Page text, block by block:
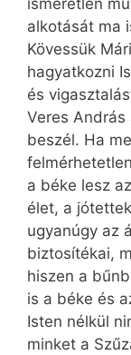
ismeretlen
alkotását ma
Kövessük
hagyatkozni
és
Veres
beszél. Ha
a béke lesz
élet, a
ugyanúgy az
biztosítékai,
hiszen a
is a béke és
Isten nélkül
minket a